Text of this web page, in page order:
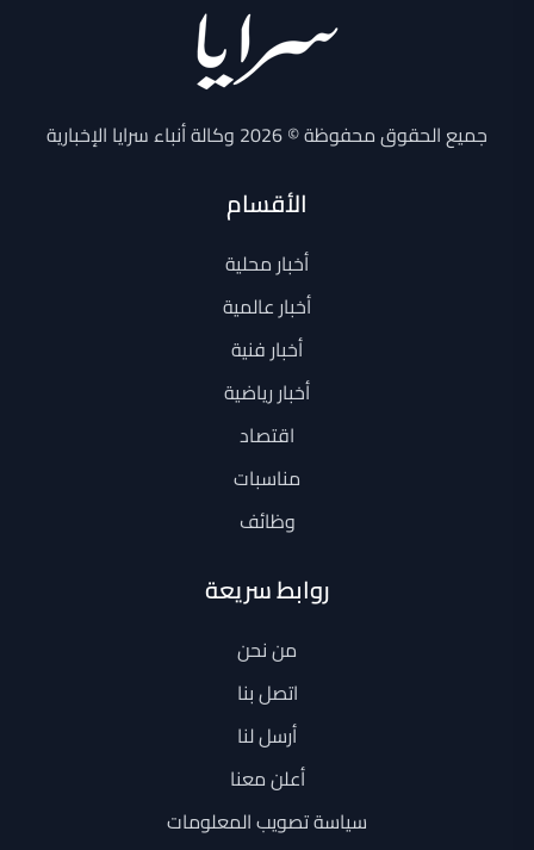
جميع الحقوق محفوظة © 2026 وكالة أنباء سرايا الإخبارية
الأقسام
أخبار محلية
أخبار عالمية
أخبار فنية
أخبار رياضية
اقتصاد
مناسبات
وظائف
روابط سريعة
من نحن
اتصل بنا
أرسل لنا
أعلن معنا
سياسة تصويب المعلومات